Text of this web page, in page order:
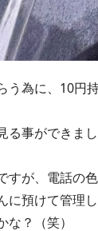
為に、10円
事ができまし
すが、電話の
に預けて管理
？（笑）